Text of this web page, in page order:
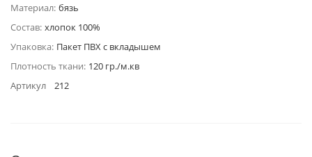
Материал: бязь
Состав: хлопок 100%
Упаковка: Пакет ПВХ с вкладышем
Плотность ткани: 120 гр./м.кв
Артикул
212